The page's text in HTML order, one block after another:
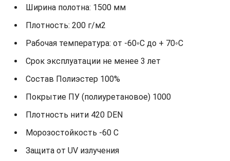
Ширина полотна: 1500 мм
Плотность: 200 г/м2
Рабочая температура: от -60◦С до + 70◦С
Срок эксплуатации не менее 3 лет
Состав Полиэстер 100%
Покрытие ПУ (полиуретановое) 1000
Плотность нити 420 DEN
Морозостойкость -60 С
Защита от UV излучения